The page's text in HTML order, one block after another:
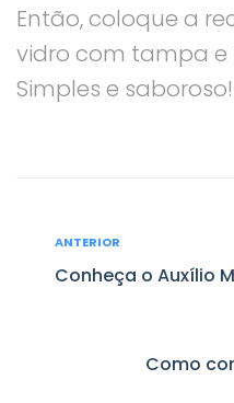
Então, coloque a
vidro com tampa e
Simples e saboroso!
Navegação
Anterior
ANTERIOR
Conheça o Auxílio
Como